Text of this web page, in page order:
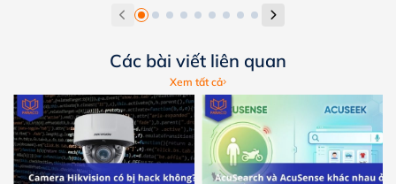
Các bài viết liên quan
Xem tất cả